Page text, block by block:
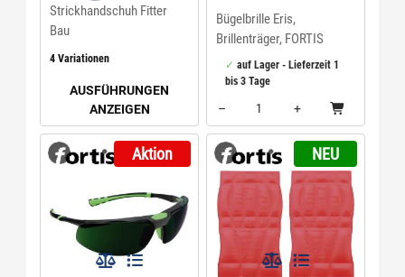
4 Variationen
AUSFÜHRUNGEN
ANZEIGEN
Strickhandschuh Fitter
Bau
Bügelbrille Eris,
Brillenträger, FORTIS
auf Lager - Lieferzeit 1
bis 3 Tage
–
+
Menge: 1
Aktion NEU